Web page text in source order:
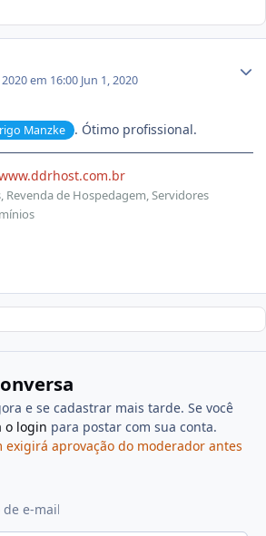
em 16:00 Jun 1, 2020
Manzke . Ótimo profissional.
Revenda de Hospedagem, Servidores
e se cadastrar mais tarde. Se você
o login para postar com sua conta.
exigirá aprovação do moderador antes